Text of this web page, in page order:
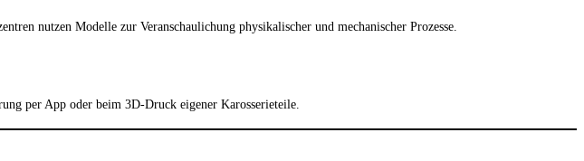
nutzen Modelle zur Veranschaulichung physikalischer und mechanischer Prozesse.
per App oder beim 3D-Druck eigener Karosserieteile.